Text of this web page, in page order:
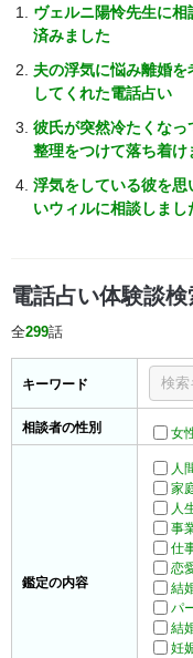
ヴェルニ陽怜先生に
済みました
夫の浮気に悩み離婚
してくれた電話占い
彼氏が突然冷たくな
整理をつけて落ち着け
浮気をしている彼を
いウィルに相談しまし
電話占い体験談検
全299話
キーワード
相談者の性別 女
鑑定の内容
人
家
人
事
仕
恋
結
パ
結
妊